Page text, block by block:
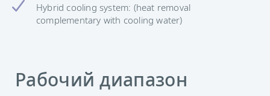
Hybrid cooling system: (heat removal
complementary with cooling water)
Рабочий диапазон